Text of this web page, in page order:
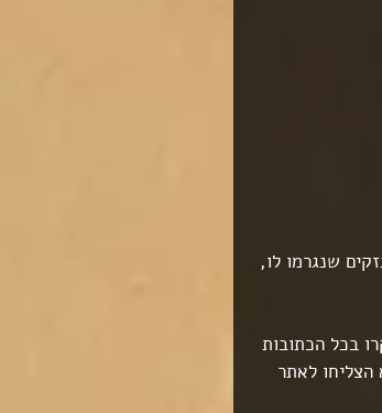
שנגרמו לו,
בכל הכתובות
לאתר